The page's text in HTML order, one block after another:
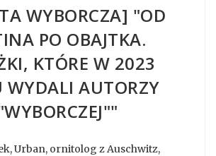
WYBORCZA] "OD
PO OBAJTKA.
KTÓRE W 2023
WYDALI AUTORZY
Urban, ornitolog z Auschwitz,